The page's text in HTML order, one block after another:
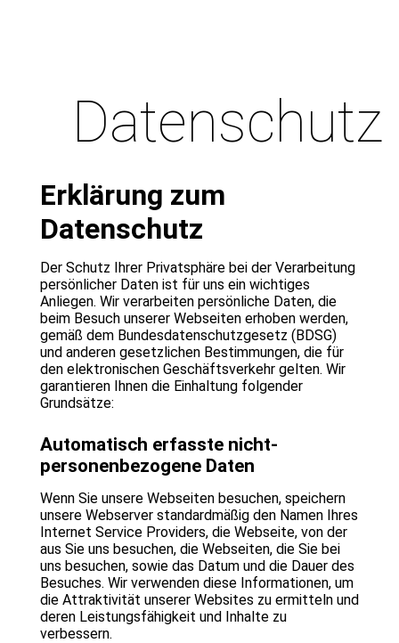
Datenschutz
Erklärung zum
Datenschutz
Der Schutz Ihrer Privatsphäre bei der Verarbeitung
persönlicher Daten ist für uns ein wichtiges
Anliegen. Wir verarbeiten persönliche Daten, die
beim Besuch unserer Webseiten erhoben werden,
gemäß dem Bundesdatenschutzgesetz (BDSG)
und anderen gesetzlichen Bestimmungen, die für
den elektronischen Geschäftsverkehr gelten. Wir
garantieren Ihnen die Einhaltung folgender
Grundsätze:
Automatisch erfasste nicht-
personenbezogene Daten
Wenn Sie unsere Webseiten besuchen, speichern
unsere Webserver standardmäßig den Namen Ihres
Internet Service Providers, die Webseite, von der
aus Sie uns besuchen, die Webseiten, die Sie bei
uns besuchen, sowie das Datum und die Dauer des
Besuches. Wir verwenden diese Informationen, um
die Attraktivität unserer Websites zu ermitteln und
deren Leistungsfähigkeit und Inhalte zu
verbessern.